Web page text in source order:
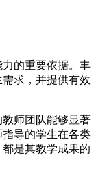
的重要依据。丰
求，并提供有效
教师团队能够显著
导的学生在各类
是其教学成果的